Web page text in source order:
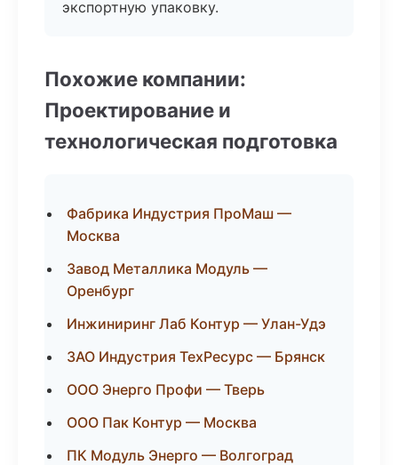
экспортную упаковку.
Похожие компании:
Проектирование и
технологическая подготовка
Фабрика Индустрия ПроМаш —
Москва
Завод Металлика Модуль —
Оренбург
Инжиниринг Лаб Контур — Улан-Удэ
ЗАО Индустрия ТехРесурс — Брянск
ООО Энерго Профи — Тверь
ООО Пак Контур — Москва
ПК Модуль Энерго — Волгоград